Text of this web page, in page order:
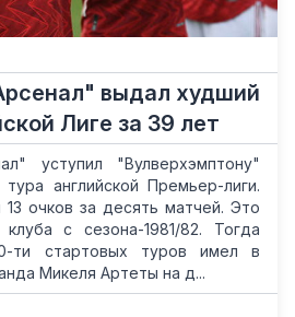
выдал худший
Лиге за 39 лет
уступил "Вулверхэмптону"
английской Премьер-лиги.
очков за десять матчей. Это
с сезона-1981/82. Тогда
ти стартовых туров имел в
Микеля Артеты на д...